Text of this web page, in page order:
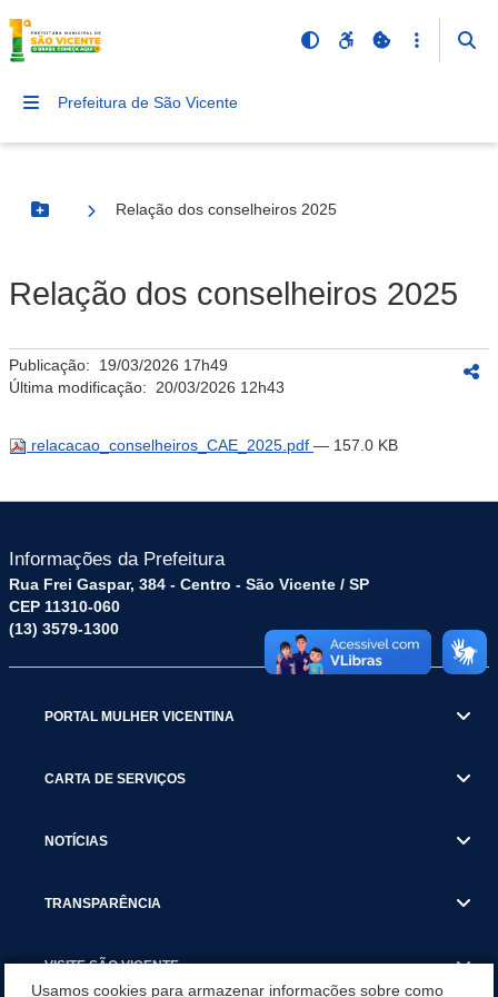
Prefeitura de São Vicente
Botão Menu
Relação dos conselheiros 2025
Relação dos conselheiros 2025
Publicação: 19/03/2026 17h49
Última modificação: 20/03/2026 12h43
relacacao_conselheiros_CAE_2025.pdf — 157.0 KB
Informações da Prefeitura
Rua Frei Gaspar, 384 - Centro - São Vicente / SP
CEP 11310-060
(13) 3579-1300
PORTAL MULHER VICENTINA
CARTA DE SERVIÇOS
NOTÍCIAS
TRANSPARÊNCIA
VISITE SÃO VICENTE
Usamos cookies para armazenar informações sobre como